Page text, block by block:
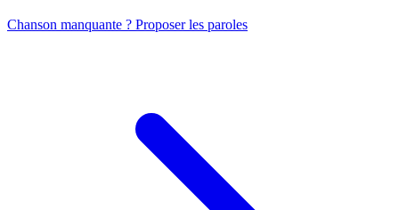
Chanson manquante ? Proposer les paroles